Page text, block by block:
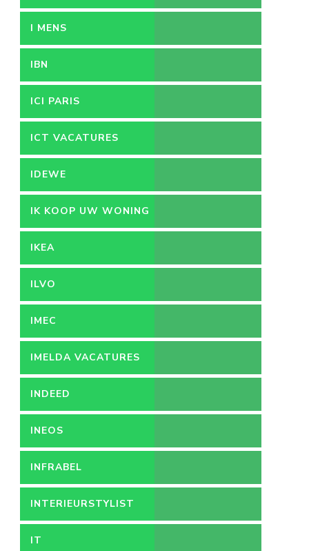
I MENS
IBN
ICI PARIS
ICT VACATURES
IDEWE
IK KOOP UW WONING
IKEA
ILVO
IMEC
IMELDA VACATURES
INDEED
INEOS
INFRABEL
INTERIEURSTYLIST
IT